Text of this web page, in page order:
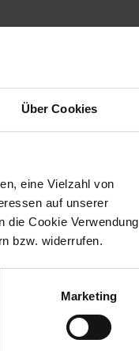
Über Cookies
eine Vielzahl von
auf unserer
die Cookie Verwendung
bzw. widerrufen.
Marketing